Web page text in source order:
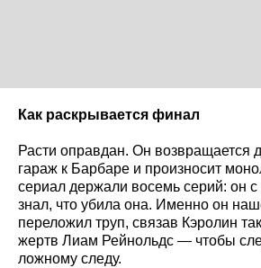
Как раскрывается финал
Расти оправдан. Он возвращается
гараж к Барбаре и произносит
сериал держали восемь серий: он с
знал, что убила она. Именно он
переложил труп, связав Кэролин
жертв Лиам Рейнольдс — чтобы
ложному следу.